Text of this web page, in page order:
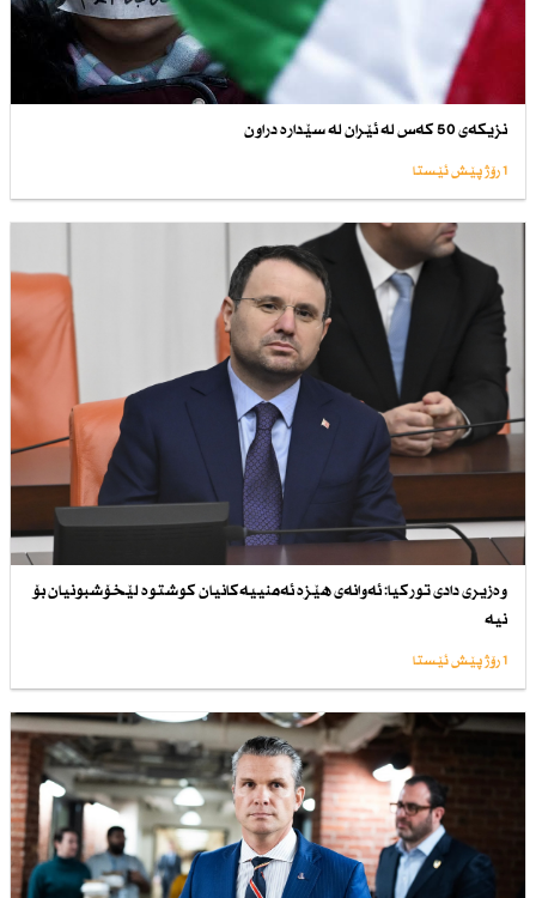
نزیكەی 50 كەس لە ئێران لە سێدارە دراون
1 رۆژ پێش ئێستا
وەزیری دادی توركیا: ئەوانەی هێزە ئەمنییەكانیان كوشتوە لێخۆشبونیان بۆ
نیە
1 رۆژ پێش ئێستا